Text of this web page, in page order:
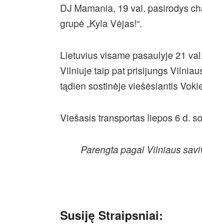
DJ Mamania, 19 val. pasirodys
grupė „Kyla Vėjas!“.
Lietuvius visame pasaulyje 21
Vilniuje taip pat prisijungs
tądien sostinėje viešėsiantis
Viešasis transportas liepos 6 d.
Parengta pagal Vilniaus
Susiję Straipsniai: